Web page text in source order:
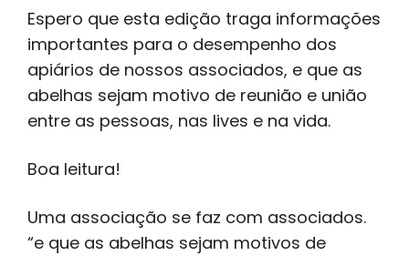
Espero que esta edição traga informações
importantes para o desempenho dos
apiários de nossos associados, e que as
abelhas sejam motivo de reunião e união
entre as pessoas, nas lives e na vida.
Boa leitura!
Uma associação se faz com associados.
“e que as abelhas sejam motivos de